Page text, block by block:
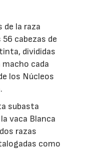
de la raza
cabezas de
divididas
cada
los Núcleos
subasta
vaca Blanca
razas
como